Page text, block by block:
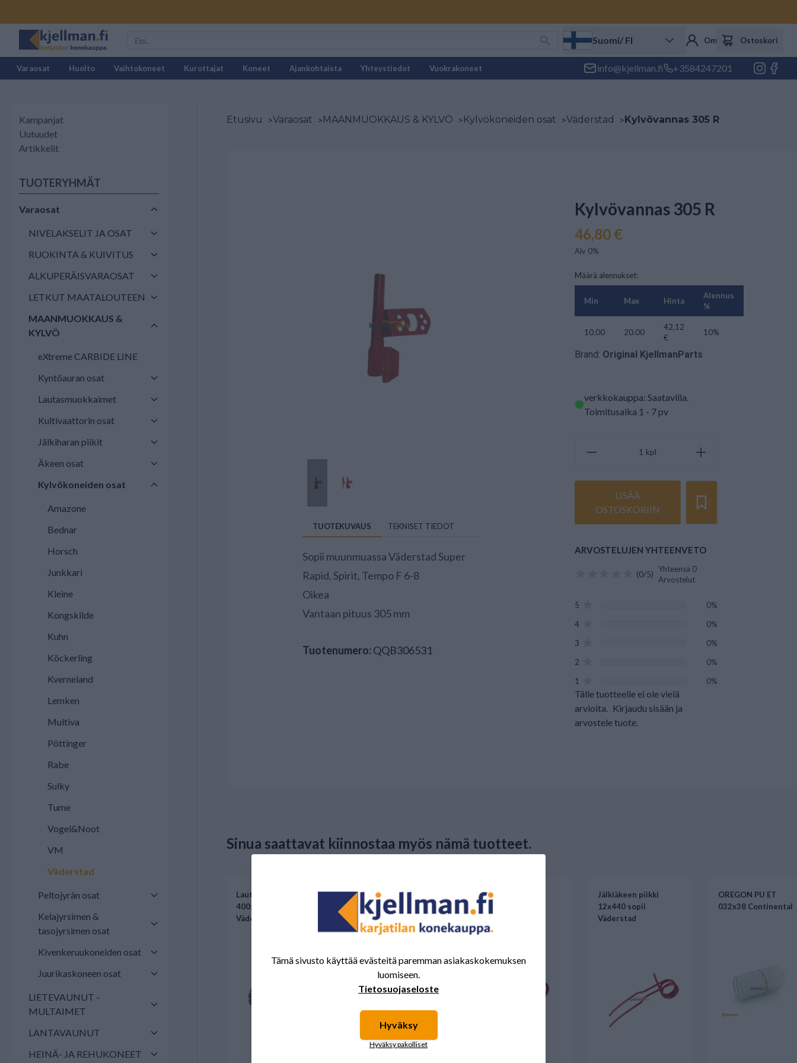
Suomi/ FI Oma tili Ostoskori
Varaosat Huolto Vaihtokoneet Kurottajat Koneet Ajankohtaista Yhteystiedot Vuokrakoneet info@kjellman.fi +3584247201
Kampanjat
Uutuudet
Artikkelit
TUOTERYHMÄT
Varaosat
NIVELAKSELIT JA OSAT
RUOKINTA & KUIVITUS
ALKUPERÄISVARAOSAT
LETKUT MAATALOUTEEN
MAANMUOKKAUS &
KYLVÖ
eXtreme CARBIDE LINE
Kyntöauran osat
Lautasmuokkaimet
Kultivaattorin osat
Jälkiharan piikit
Äkeen osat
Kylvökoneiden osat
Amazone
Bednar
Horsch
Junkkari
Kleine
Kongskilde
Kuhn
Köckerling
Kverneland
Lemken
Multiva
Pöttinger
Rabe
Sulky
Tume
Vogel&Noot
VM
Väderstad
Peltojyrän osat
Kelajyrsimen &
tasojyrsimen osat
Kivenkeruukoneiden osat
Juurikaskoneen osat
LIETEVAUNUT -
MULTAIMET
LANTAVAUNUT
HEINÄ- JA REHUKONEET
Etusivu >Varaosat >MAANMUOKKAUS & KYLVÖ >Kylvökoneiden osat >Väderstad >Kylvövannas 305 R
TUOTEKUVAUS TEKNISET TIEDOT
Sopii muunmuassa Väderstad Super
Rapid, Spirit, Tempo F 6-8
Oikea
Vantaan pituus 305 mm
Tuotenumero: QQB306531
Kylvövannas 305 R
46,80 €
Alv 0%
Määrä alennukset:
Min Max Hinta
Alennus
%
10.00 20.00
42,12
€
10%
Brand: Original KjellmanParts
verkkokauppa: Saatavilla.
Toimitusaika 1 - 7 pv
kpl
LISÄÄ
OSTOSKORIIN
ARVOSTELUJEN YHTEENVETO
(0/5)
Yhteensä 0
Arvostelut
5
0%
4
0%
3
0%
2
0%
1
0%
Tälle tuotteelle ei ole vielä
arvioita. Kirjaudu sisään ja
arvostele tuote.
Sinua saattavat kiinnostaa myös nämä tuotteet.
Lautanen suora
400x4,5 sopii
Väderstad
Kylvövannas 305 L
Jälkiäkeen piikki
12x550 sopii
Jälkiäkeen piikki
12x440 sopii
Väderstad
OREGON PU ET
032x38 Continental
Tämä sivusto käyttää evästeitä paremman asiakaskokemuksen
luomiseen.
Tietosuojaseloste
Hyväksy
Hyväksy pakolliset